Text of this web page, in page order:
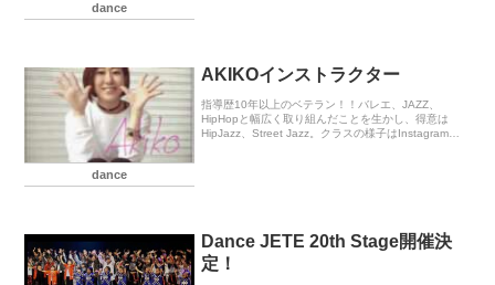
dance
dance
AKIKOインストラクター
指導歴10年以上のベテラン！！バレエ、JAZZ、
HipHopと幅広く取り組んだことを生かし、得意は
HipJazz、Street Jazz。クラスの様子はInstagramか
Dance JETE 20th Stage開催決
定！